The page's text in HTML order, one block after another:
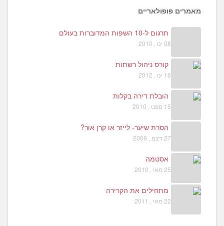
7
מאמרים פופולאריים
תרגום ל-10 השפות המדוברות בעולם
08 ינו , 2010
קורס ניהול רשתות
16 ינו , 2012
הובלת דירה בקלות
15 ספט , 2010
הסרת שיער- לייזר או קרן אור?
27 דצמ , 2009
אסטמה
25 מאי , 2010
מתחילים את הקרירה
22 מאי , 2011